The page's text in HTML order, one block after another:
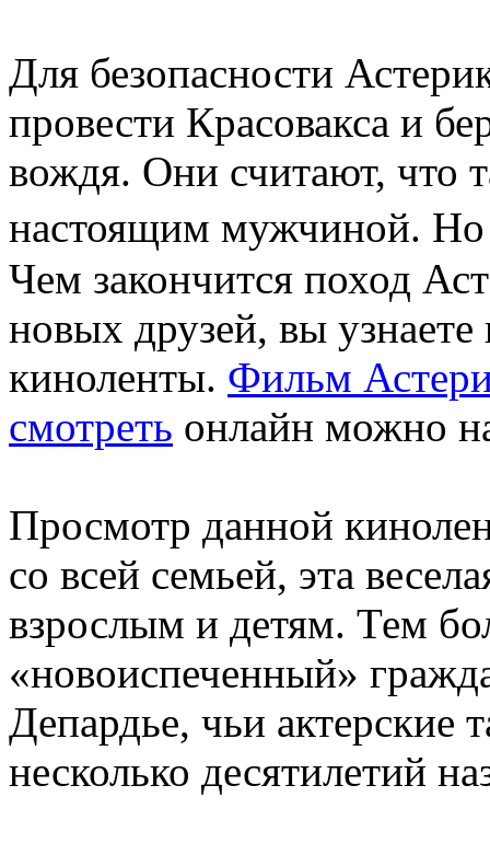
Для безопасности
провести Красовакса и
вождя. Они считают, что
настоящим мужчиной.
Чем закончится поход
новых друзей, вы
киноленты. Фильм
смотреть онлайн можно
Просмотр данной
со всей семьей, эта
взрослым и детям. Тем
«новоиспеченный»
Депардье, чьи актерские
несколько десятилетий